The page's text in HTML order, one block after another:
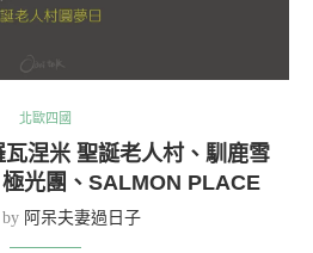
北歐四國
涅米 聖誕老人村、馴鹿雪
光團、SALMON PLACE
阿呆夫妻過日子